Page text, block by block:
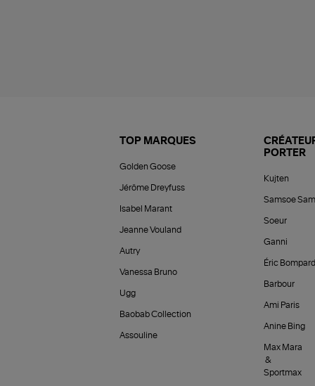
TOP MARQUES
Golden Goose
Jérôme Dreyfuss
Isabel Marant
Jeanne Vouland
Autry
Vanessa Bruno
Ugg
Baobab Collection
Assouline
PORTER
Kujten
Samsoe
Soeur
Ganni
Éric Bompard
Barbour
Ami Paris
Anine Bing
Max Mara
&
Sportmax